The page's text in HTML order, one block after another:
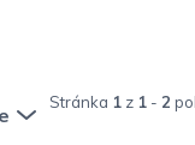
Stránka 1 z 1 - 2